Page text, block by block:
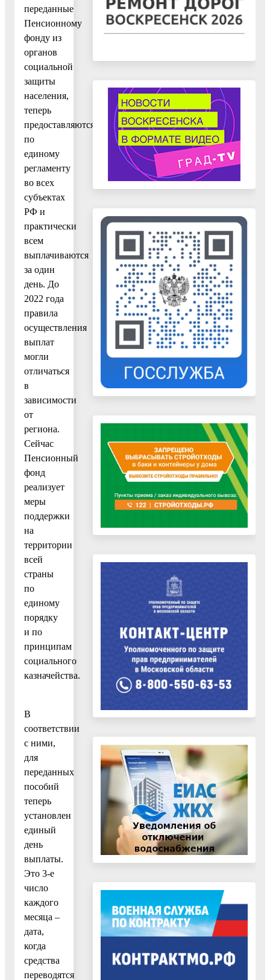
переданные
Пенсионному
фонду из
органов
социальной
защиты
населения,
теперь
предоставляются
по
единому
регламенту
во всех
субъектах
РФ и
практически
всем
выплачиваются
за один
день. До
2022 года
правила
осуществления
выплат
могли
отличаться
в
зависимости
от
региона.
Сейчас
Пенсионный
фонд
реализует
меры
поддержки
на
территории
всей
страны
по
единому
порядку
и по
принципам
социального
казначейства.
В
соответствии
с ними,
для
переданных
пособий
теперь
установлен
единый
день
выплаты.
Это 3-е
число
каждого
месяца –
дата,
когда
средства
переводятся